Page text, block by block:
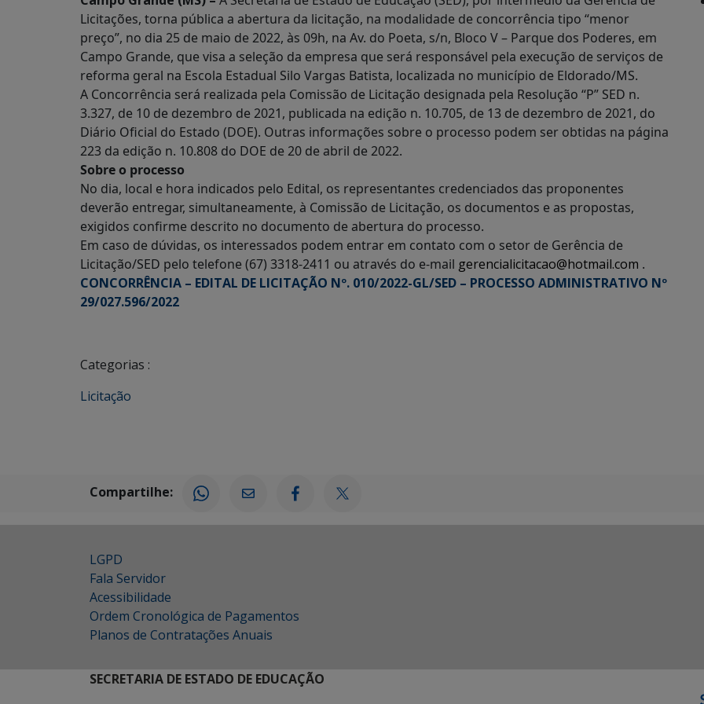
Licitações, torna pública a abertura da licitação, na modalidade de concorrência tipo “menor
preço”, no dia 25 de maio de 2022, às 09h, na Av. do Poeta, s/n, Bloco V – Parque dos Poderes, em
Campo Grande, que visa a seleção da empresa que será responsável pela execução de serviços de
reforma geral na Escola Estadual Silo Vargas Batista, localizada no município de Eldorado/MS.
A Concorrência será realizada pela Comissão de Licitação designada pela Resolução “P” SED n.
3.327, de 10 de dezembro de 2021, publicada na edição n. 10.705, de 13 de dezembro de 2021, do
Diário Oficial do Estado (DOE). Outras informações sobre o processo podem ser obtidas na página
223 da edição n. 10.808 do DOE de 20 de abril de 2022.
Sobre o processo
No dia, local e hora indicados pelo Edital, os representantes credenciados das proponentes
deverão entregar, simultaneamente, à Comissão de Licitação, os documentos e as propostas,
exigidos confirme descrito no documento de abertura do processo.
Em caso de dúvidas, os interessados podem entrar em contato com o setor de Gerência de
Licitação/SED pelo telefone (67) 3318-2411 ou através do e-mail gerencialicitacao@hotmail.com .
CONCORRÊNCIA – EDITAL DE LICITAÇÃO Nº. 010/2022-GL/SED – PROCESSO ADMINISTRATIVO Nº
29/027.596/2022
Categorias :
Licitação
Compartilhe:
LGPD
Fala Servidor
Acessibilidade
Ordem Cronológica de Pagamentos
Planos de Contratações Anuais
SECRETARIA DE ESTADO DE EDUCAÇÃO